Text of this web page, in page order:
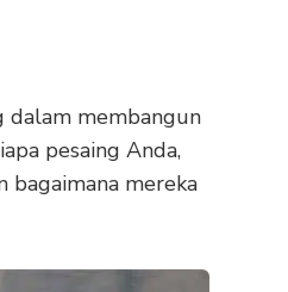
dalam membangun
pesaing Anda,
bagaimana mereka